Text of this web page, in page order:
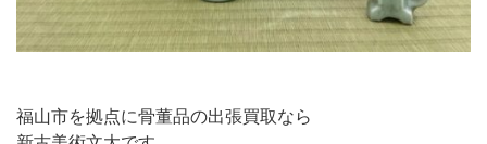
福山市を拠点に骨董品の出張買取なら